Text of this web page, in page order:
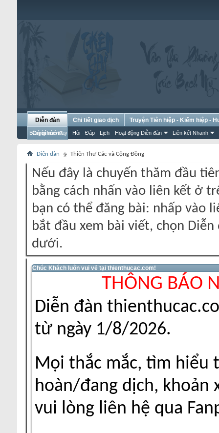
Diễn đàn
Bài gửi hôm nay Hỏi - Đáp Lịch Hoạt động Diễn đàn Liên kết Nhanh
Chi tiết giao dịch
Truyện Tiên hiệp - Kiếm hiệp -
Có gì mới?
Diễn đàn Thiên Thư Các và Cộng Đồng
Nếu đây là chuyến thăm đầu
bằng cách nhấn vào liên kết ở
bạn có thể đăng bài: nhấp vào
bắt đầu xem bài viết, chọn
dưới.
Chúc Khách luôn vui vẻ tại thienthucac.com!
THÔNG BÁO
Diễn đàn
từ ngày 1/8/2026.
Mọi thắc mắc, tìm hiểu
hoàn/đang dịch, khoản
vui lòng liên hệ qua